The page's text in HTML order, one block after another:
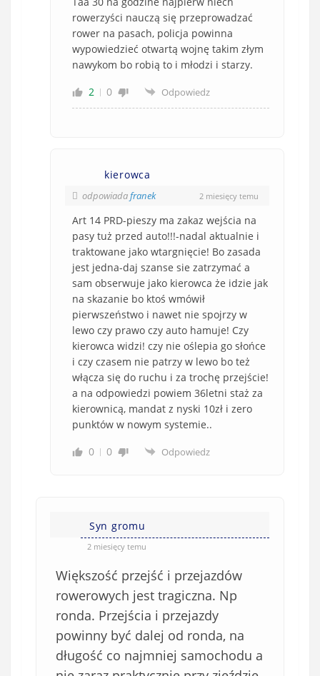
rowerzyści nauczą się przeprowadzać
rower na pasach, policja powinna
wypowiedzieć otwartą wojnę takim złym
nawykom bo robią to i młodzi i starzy.
2
0 Odpowiedz
kierowca
odpowiadafranek 2 miesięcy temu
Art 14 PRD-pieszy ma zakaz wejścia na
pasy tuż przed auto!!!-nadal aktualnie i
traktowane jako wtargnięcie! Bo zasada
jest jedna-daj szanse sie zatrzymać a
sam obserwuje jako kierowca że idzie jak
na skazanie bo ktoś wmówił
pierwszeństwo i nawet nie spojrzy w
lewo czy prawo czy auto hamuje! Czy
kierowca widzi! czy nie oślepia go słońce
i czy czasem nie patrzy w lewo bo też
włącza się do ruchu i za trochę przejście!
a na odpowiedzi powiem 36letni staż za
kierownicą, mandat z nyski 10zł i zero
punktów w nowym systemie..
0
0 Odpowiedz
Syn gromu
2 miesięcy temu
Większość przejść i przejazdów
rowerowych jest tragiczna. Np
ronda. Przejścia i przejazdy
powinny być dalej od ronda, na
długość co najmniej samochodu a